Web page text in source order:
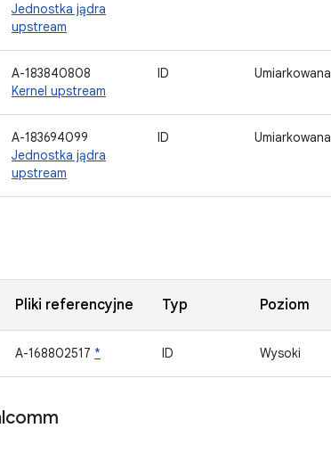
Jednostka jądra
upstream
A-183840808
Kernel upstream
ID Umiarkowana
A-183694099
Jednostka jądra
upstream
ID Umiarkowana
Pliki referencyjne Typ Poziom
A-168802517 * ID Wysoki